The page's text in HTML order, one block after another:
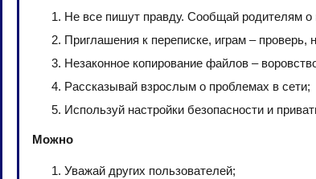
Не все пишут правду. Сообщай родителям о
Приглашения к переписке, играм – проверь,
Незаконное копирование файлов –
Рассказывай взрослым о проблемах в сети;
Используй настройки безопасности и
Можно
Уважай других пользователей;